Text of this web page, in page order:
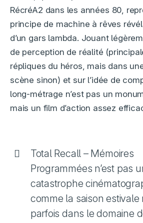
RécréA2 dans les années 80,
principe de machine à rêves
d’un gars lambda. Jouant
de perception de réalité
répliques du héros, mais dans
scène sinon) et sur l’idée de
long-métrage n’est pas un
mais un film d’action assez
Total Recall – Mémoires
Programmées n’est pas
catastrophe
comme la saison estivale
parfois dans le domaine